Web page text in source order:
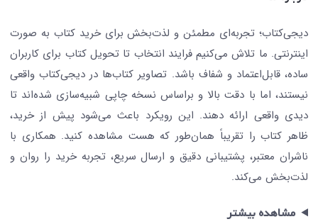
جستجو در سایت
کتابیاب
دیجی‌کتاب؛ تجربه‌ای مطمئن و لذت‌بخش برای خرید کتاب به صورت
اینترنتی. ما تلاش می‌کنیم فرایند انتخاب تا تحویل کتاب برای کاربران
ساده، قابل‌اعتماد و شفاف باشد. تصاویر کتاب‌ها در دیجی‌کتاب واقعی
نیستند، اما با دقت بالا و براساس نسخه چاپی شبیه‌سازی شده‌اند تا
دیدی واقعی ارائه دهند. این رویکرد باعث می‌شود پیش از خرید،
ظاهر کتاب را تقریباً همان‌طور که هست مشاهده کنید. همکاری با
ناشران معتبر، پشتیبانی دقیق و ارسال سریع، تجربه خرید را روان و
لذت‌بخش می‌کند.
مشاهده بیشتر